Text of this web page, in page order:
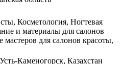
Косметология, Ногтевая
и материалы для салонов
мастеров для салонов красоты,
Каменогорск, Казахстан